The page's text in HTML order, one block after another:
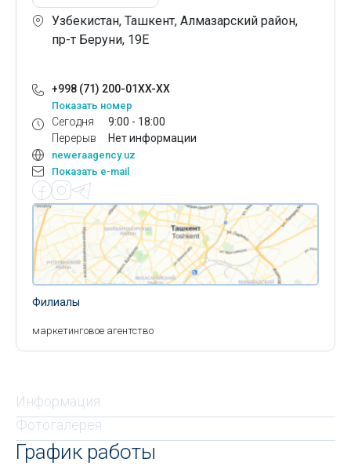
Узбекистан, Ташкент, Алмазарский район,
пр-т Беруни, 19Е
+998 (71) 200-01XX-XX
Показать номер
Сегодня
Перерыв
9:00 - 18:00
Нет информации
neweraagency.uz
Показать e-mail
Филиалы
маркетинговое агентство
Информация
Фотогалерея
График работы